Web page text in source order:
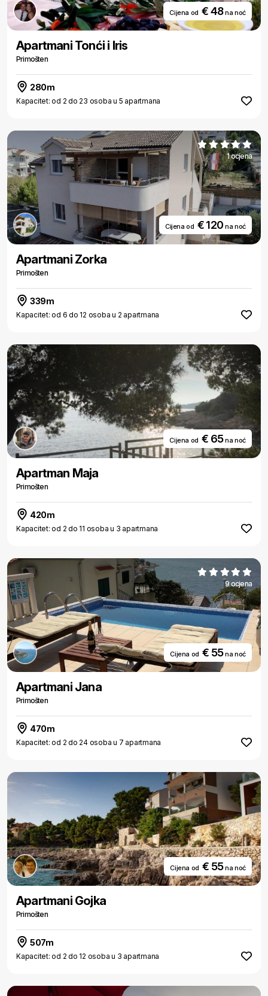
Cijena od € 48na noć
Apartmani Tonći i Iris
Primošten
280m
Kapacitet: od 2 do 23 osoba u 5 apartmana
1 ocjena
Cijena od € 120na noć
Apartmani Zorka
Primošten
339m
Kapacitet: od 6 do 12 osoba u 2 apartmana
Cijena od € 65na noć
Apartman Maja
Primošten
420m
Kapacitet: od 2 do 11 osoba u 3 apartmana
9 ocjena
Cijena od € 55na noć
Apartmani Jana
Primošten
470m
Kapacitet: od 2 do 24 osoba u 7 apartmana
Cijena od € 55na noć
Apartmani Gojka
Primošten
507m
Kapacitet: od 2 do 12 osoba u 3 apartmana